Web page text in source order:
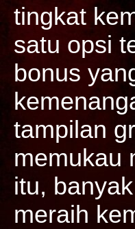
tingkat
satu opsi
bonus
tampilan
memukau
itu,
meraih